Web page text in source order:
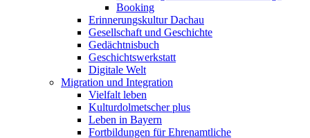
Booking
Erinnerungskultur Dachau
Gesellschaft und Geschichte
Gedächtnisbuch
Geschichtswerkstatt
Digitale Welt
Migration und Integration
Vielfalt leben
Kulturdolmetscher plus
Leben in Bayern
Fortbildungen für Ehrenamtliche